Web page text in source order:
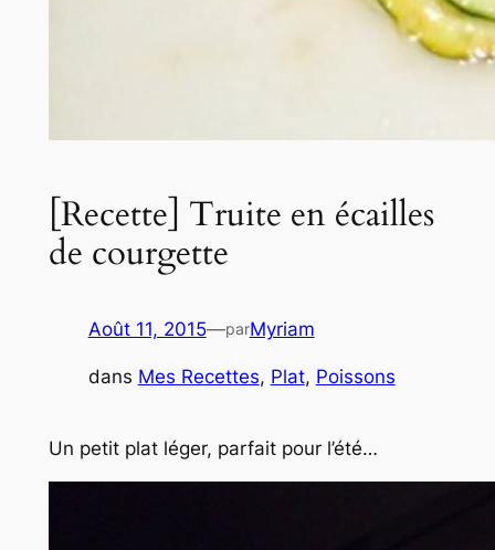
[Recette] Truite en écailles
de courgette
Août 11, 2015—parMyriam
dans Mes Recettes, Plat, Poissons
Un petit plat léger, parfait pour l’été…